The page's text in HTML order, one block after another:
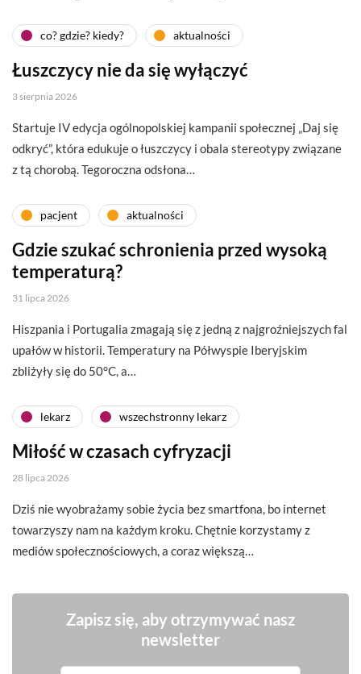
co? gdzie? kiedy? aktualności
Łuszczycy nie da się wyłączyć
3 sierpnia 2026
Startuje IV edycja ogólnopolskiej kampanii społecznej „Daj się
odkryć”, która edukuje o łuszczycy i obala stereotypy związane
z tą chorobą. Tegoroczna odsłona…
pacjent aktualności
Gdzie szukać schronienia przed wysoką
temperaturą?
31 lipca 2026
Hiszpania i Portugalia zmagają się z jedną z najgroźniejszych fal
upałów w historii. Temperatury na Półwyspie Iberyjskim
zbliżyły się do 50°C, a…
lekarz wszechstronny lekarz
Miłość w czasach cyfryzacji
28 lipca 2026
Dziś nie wyobrażamy sobie życia bez smartfona, bo internet
towarzyszy nam na każdym kroku. Chętnie korzystamy z
mediów społecznościowych, a coraz większą…
Zapisz się, aby otrzymywać nasz
newsletter